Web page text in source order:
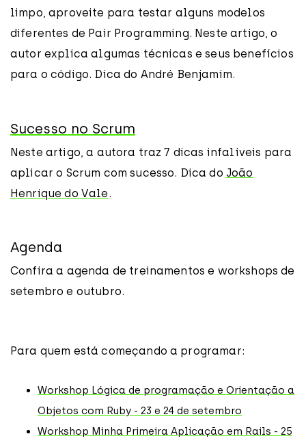
limpo, aproveite para testar alguns modelos
diferentes de Pair Programming. Neste artigo, o
autor explica algumas técnicas e seus benefícios
para o código. Dica do André Benjamim.
Sucesso no Scrum
Neste artigo, a autora traz 7 dicas infalíveis para
aplicar o Scrum com sucesso. Dica do João
Henrique do Vale .
Agenda
Confira a agenda de treinamentos e workshops de
setembro e outubro.
Para quem está começando a programar:
Workshop Lógica de programação e Orientação a
Objetos com Ruby - 23 e 24 de setembro
Workshop Minha Primeira Aplicação em Rails - 25